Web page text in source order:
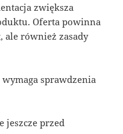
zwiększa
Oferta powinna
ale również zasady
sprawdzenia
jeszcze przed